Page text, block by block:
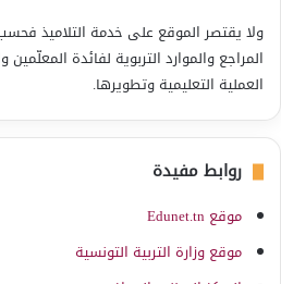
ولا يقتصر الموقع على خدمة التلاميذ
المراجع والموارد التربوية لفائدة
العملية التعليمية وتطويرها.
روابط مفيدة
موقع Edunet.tn
موقع وزارة التربية التونسية